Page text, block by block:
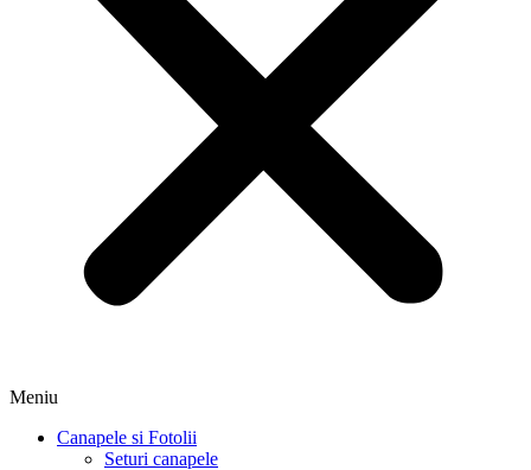
Meniu
Canapele si Fotolii
Seturi canapele